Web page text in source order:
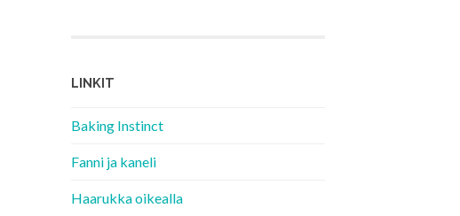
LINKIT
Baking Instinct
Fanni ja kaneli
Haarukka oikealla